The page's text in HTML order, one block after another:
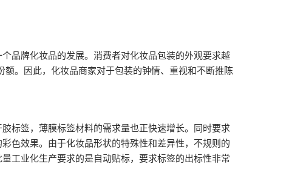
品牌化妆品的发展。消费者对化妆品包装的外观要求越
额。因此，化妆品商家对于包装的钟情、重视和不断推陈
标签，薄膜标签材料的需求量也正快速增长。同时要求
色效果。由于化妆品形状的特殊性和差异性，不规则的
工业化生产要求的是自动贴标，要求标签的出标性非常